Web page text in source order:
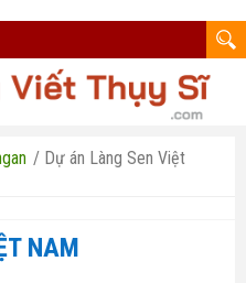
/ Dự án Làng Sen Việt
NAM